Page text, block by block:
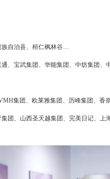
族自治县、桓仁枫林谷…
、宝武集团、华能集团、中纺集团、
集团、欧莱雅集团、历峰集团、
团、山西圣天越集团、完美日记、上